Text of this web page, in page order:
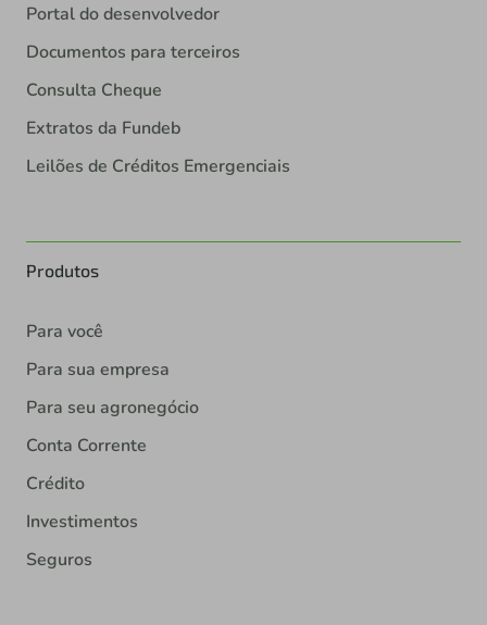
Portal do desenvolvedor
Documentos para terceiros
Consulta Cheque
Extratos da Fundeb
Leilões de Créditos Emergenciais
Produtos
Para você
Para sua empresa
Para seu agronegócio
Conta Corrente
Crédito
Investimentos
Seguros